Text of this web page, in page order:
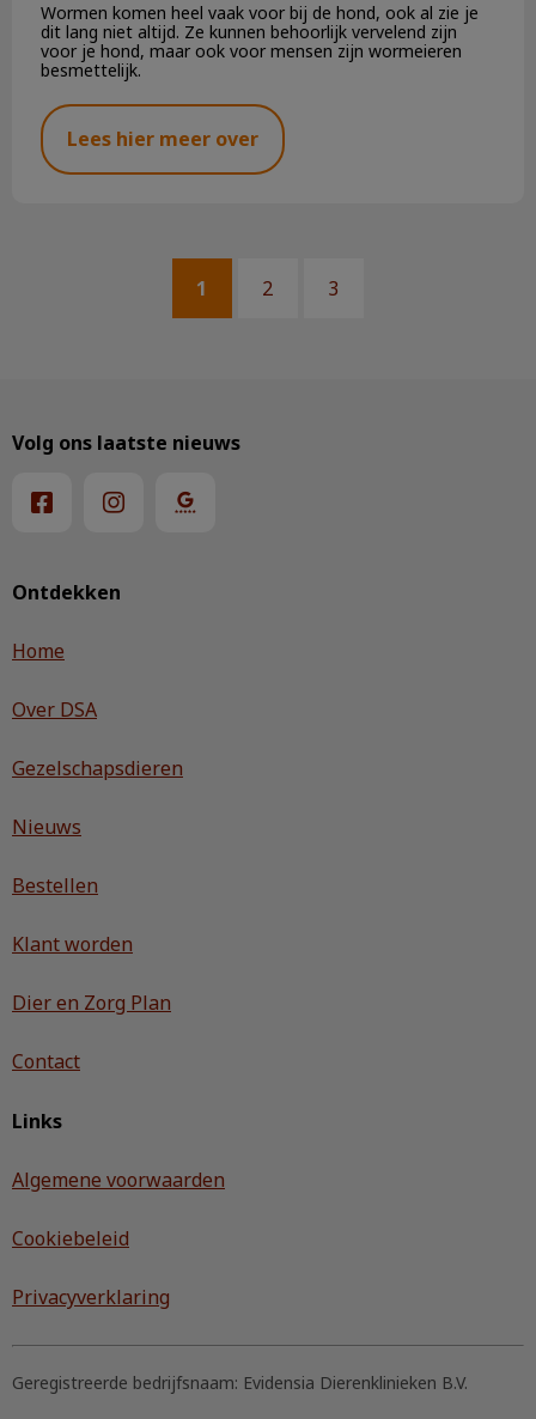
Wormen komen heel vaak voor bij de hond, ook al zie je
dit lang niet altijd. Ze kunnen behoorlijk vervelend zijn
voor je hond, maar ook voor mensen zijn wormeieren
besmettelijk.
Lees hier meer over
1 2 3
Ontdekken
Home
Over DSA
Gezelschapsdieren
Nieuws
Bestellen
Klant worden
Dier en Zorg Plan
Contact
Links
Algemene voorwaarden
Cookiebeleid
Privacyverklaring
Volg ons laatste nieuws
Geregistreerde bedrijfsnaam: Evidensia Dierenklinieken B.V.